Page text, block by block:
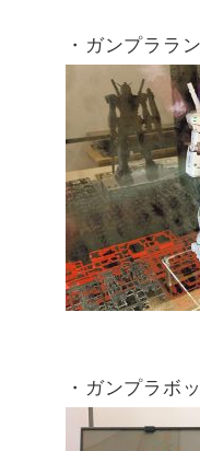
・ガンプララ
・ガンプラボ